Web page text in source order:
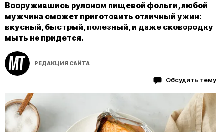
Вооружившись рулоном пищевой фольги, любой
мужчина сможет приготовить отличный ужин:
вкусный, быстрый, полезный, и даже сковородку
мыть не придется.
РЕДАКЦИЯ САЙТА
Обсудить тему